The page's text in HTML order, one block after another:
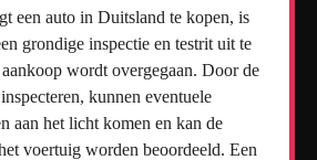
een auto in Duitsland te kopen, is
grondige inspectie en testrit uit te
wordt overgegaan. Door de
kunnen eventuele
aan het licht komen en kan de
voertuig worden beoordeeld. Een